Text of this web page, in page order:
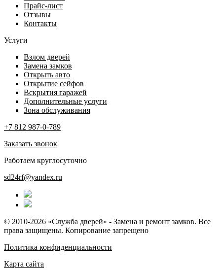
Прайс-лист
Отзывы
Контакты
Услуги
Взлом дверей
Замена замков
Открыть авто
Открытие сейфов
Вскрытия гаражей
Дополнительные услуги
Зона обслуживания
+7 812 987-0-789
Заказать звонок
Работаем круглосуточно
sd24rf@yandex.ru
© 2010-2026 «Служба дверей» - Замена и ремонт замков. Все
права защищены. Копирование запрещено
Политика конфиденциальности
Карта сайта